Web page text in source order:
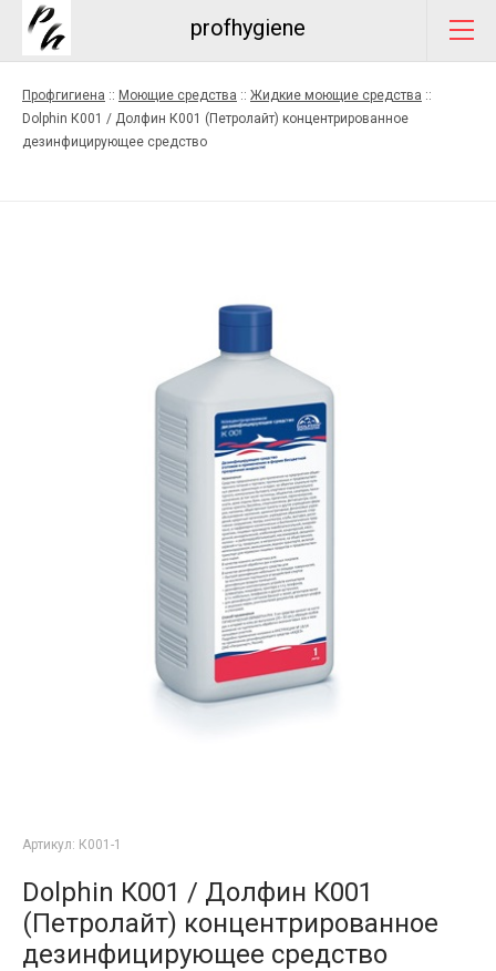
profhygiene
Профгигиена :: Моющие средства :: Жидкие моющие средства ::
Dolphin К001 / Долфин К001 (Петролайт) концентрированное
дезинфицирующее средство
Артикул: К001-1
Dolphin К001 / Долфин К001
(Петролайт) концентрированное
дезинфицирующее средство